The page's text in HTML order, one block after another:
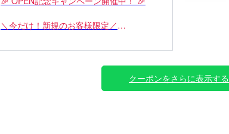
＼今だけ！新規のお客様限定／
✨スタンダードコースが 3,000円OFF！
🔥 120分 19,000円 → 16,000円
クーポンをさらに表示する